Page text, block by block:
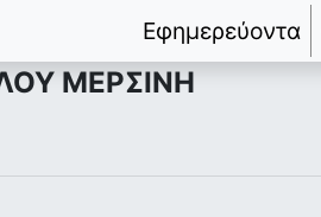
Εφημερεύοντα
ΜΕΡΣΙΝΗ